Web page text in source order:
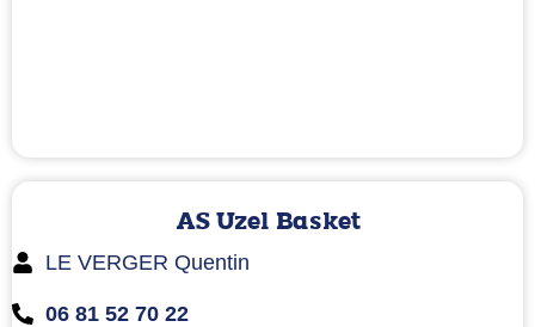
AS Uzel Basket
LE VERGER Quentin
06 81 52 70 22